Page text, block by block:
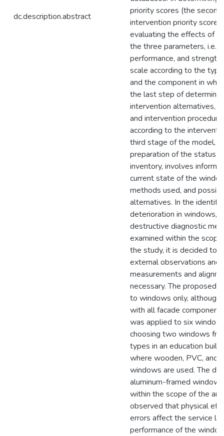
dc.description.abstract
priority scores (the
intervention priority score
evaluating the effects of
the three parameters, i.e.,
performance, and
scale according to the
and the component in
the last step of
intervention alternatives,
and intervention
according to the
third stage of the model,
preparation of the status
inventory, involves
current state of the
methods used, and
alternatives. In the
deterioration in windows,
destructive diagnostic
examined within the
the study, it is decided to
external observations and
measurements and
necessary. The proposed
to windows only, although
with all facade
was applied to six
choosing two windows
types in an education
where wooden, PVC, and
windows are used. The
aluminum-framed window
within the scope of the
observed that physical
errors affect the service
performance of the